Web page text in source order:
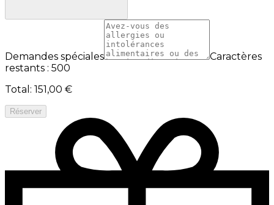
Demandes spéciales
Caractères
restants : 500
Total : 151,00 €
Réserver